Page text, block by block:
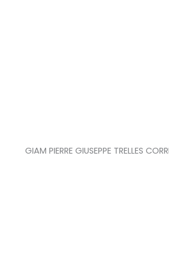
GIAM PIERRE GIUSEPPE TRELLES